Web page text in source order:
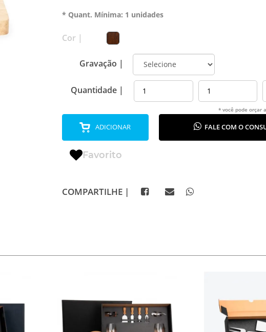
* Quant. Mínima: 1 unidades
Cor |
Gravação |
Quantidade |
* você pode orçar
ADICIONAR FALE COM O
Favorito
COMPARTILHE |